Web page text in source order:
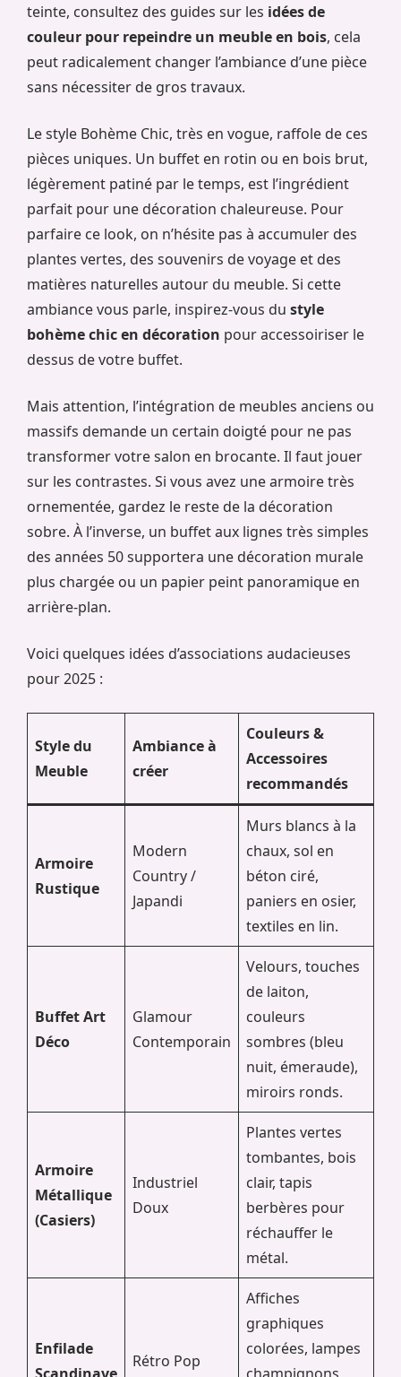
teinte, consultez des guides sur les idées de
couleur pour repeindre un meuble en bois, cela
peut radicalement changer l’ambiance d’une pièce
sans nécessiter de gros travaux.
Le style Bohème Chic, très en vogue, raffole de ces
pièces uniques. Un buffet en rotin ou en bois brut,
légèrement patiné par le temps, est l’ingrédient
parfait pour une décoration chaleureuse. Pour
parfaire ce look, on n’hésite pas à accumuler des
plantes vertes, des souvenirs de voyage et des
matières naturelles autour du meuble. Si cette
ambiance vous parle, inspirez-vous du style
bohème chic en décoration pour accessoiriser le
dessus de votre buffet.
Mais attention, l’intégration de meubles anciens ou
massifs demande un certain doigté pour ne pas
transformer votre salon en brocante. Il faut jouer
sur les contrastes. Si vous avez une armoire très
ornementée, gardez le reste de la décoration
sobre. À l’inverse, un buffet aux lignes très simples
des années 50 supportera une décoration murale
plus chargée ou un papier peint panoramique en
arrière-plan.
Voici quelques idées d’associations audacieuses
pour 2025 :
Style du
Meuble
Ambiance à
créer
Couleurs &
Accessoires
recommandés
Armoire
Rustique
Modern
Country /
Japandi
Murs blancs à la
chaux, sol en
béton ciré,
paniers en osier,
textiles en lin.
Buffet Art
Déco
Glamour
Contemporain
Velours, touches
de laiton,
couleurs
sombres (bleu
nuit, émeraude),
miroirs ronds.
Armoire
Métallique
(Casiers)
Industriel
Doux
Plantes vertes
tombantes, bois
clair, tapis
berbères pour
réchauffer le
métal.
Enfilade
Rétro Pop
Affiches
graphiques
colorées, lampes